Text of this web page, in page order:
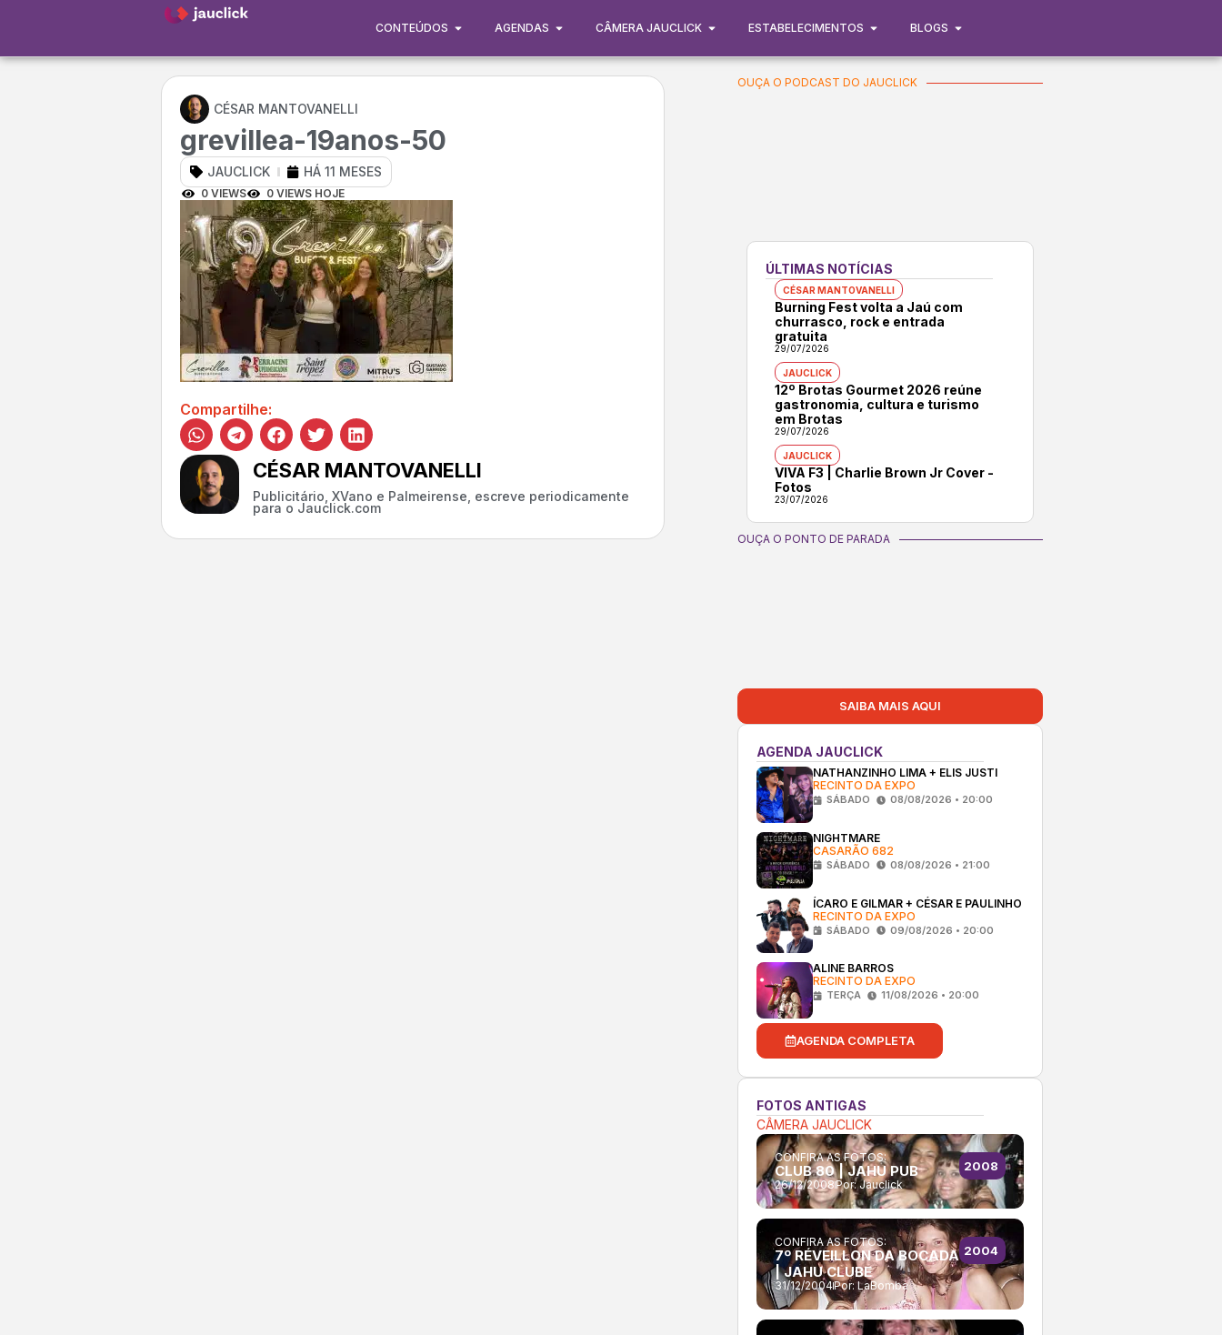
CONTEÚDOS AGENDAS CÂMERA JAUCLICK ESTABELECIMENTOS BLOGS
CÉSAR MANTOVANELLI
grevillea-19anos-50
JAUCLICK HÁ 11 MESES
0 VIEWS 0 VIEWS HOJE
Compartilhe:
CÉSAR MANTOVANELLI
Publicitário, XVano e Palmeirense, escreve periodicamente
para o Jauclick.com
OUÇA O PODCAST DO JAUCLICK
ÚLTIMAS NOTÍCIAS
CÉSAR MANTOVANELLI
Burning Fest volta a Jaú com
churrasco, rock e entrada
gratuita
29/07/2026
JAUCLICK
12º Brotas Gourmet 2026 reúne
gastronomia, cultura e turismo
em Brotas
29/07/2026
JAUCLICK
VIVA F3 | Charlie Brown Jr Cover -
Fotos
23/07/2026
OUÇA O PONTO DE PARADA
SAIBA MAIS AQUI
AGENDA JAUCLICK
NATHANZINHO LIMA + ELIS JUSTI
RECINTO DA EXPO
SÁBADO 08/08/2026 • 20:00
NIGHTMARE
CASARÃO 682
SÁBADO 08/08/2026 • 21:00
ÍCARO E GILMAR + CÉSAR E PAULINHO
RECINTO DA EXPO
SÁBADO 09/08/2026 • 20:00
ALINE BARROS
RECINTO DA EXPO
TERÇA 11/08/2026 • 20:00
AGENDA COMPLETA
FOTOS ANTIGAS
CÂMERA JAUCLICK
CONFIRA AS FOTOS:
CLUB 80 | JAHU PUB
26/12/2008Por:Jauclick
2008
CONFIRA AS FOTOS:
7º RÉVEILLON DA BOCADA
| JAHU CLUBE
31/12/2004Por:LaBomba
2004